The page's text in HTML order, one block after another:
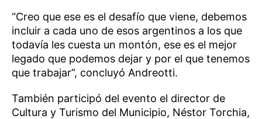
“Creo que ese es el desafío que viene, debemos
incluir a cada uno de esos argentinos a los que
todavía les cuesta un montón, ese es el mejor
legado que podemos dejar y por el que tenemos
que trabajar”, concluyó Andreotti.
También participó del evento el director de
Cultura y Turismo del Municipio, Néstor Torchia,